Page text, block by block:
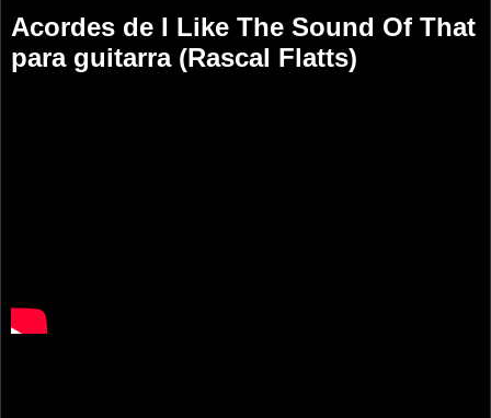
Acordes de I Like The Sound Of That
para guitarra (Rascal Flatts)